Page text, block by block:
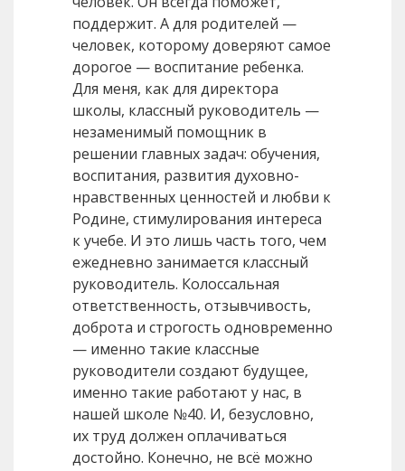
поддержит. А для родителей —
человек, которому доверяют самое
дорогое — воспитание ребенка.
Для меня, как для директора
школы, классный руководитель —
незаменимый помощник в
решении главных задач: обучения,
воспитания, развития духовно-
нравственных ценностей и любви к
Родине, стимулирования интереса
к учебе. И это лишь часть того, чем
ежедневно занимается классный
руководитель. Колоссальная
ответственность, отзывчивость,
доброта и строгость одновременно
— именно такие классные
руководители создают будущее,
именно такие работают у нас, в
нашей школе №40. И, безусловно,
их труд должен оплачиваться
достойно. Конечно, не всё можно